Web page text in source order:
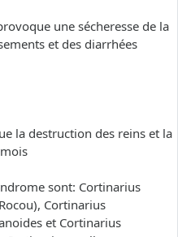
une sécheresse de la
et des diarrhées
la destruction des reins et la
sont: Cortinarius
Cortinarius
et Cortinarius